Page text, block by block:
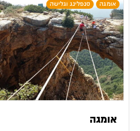
אומגה סנפלינג וגלישה
אומגה